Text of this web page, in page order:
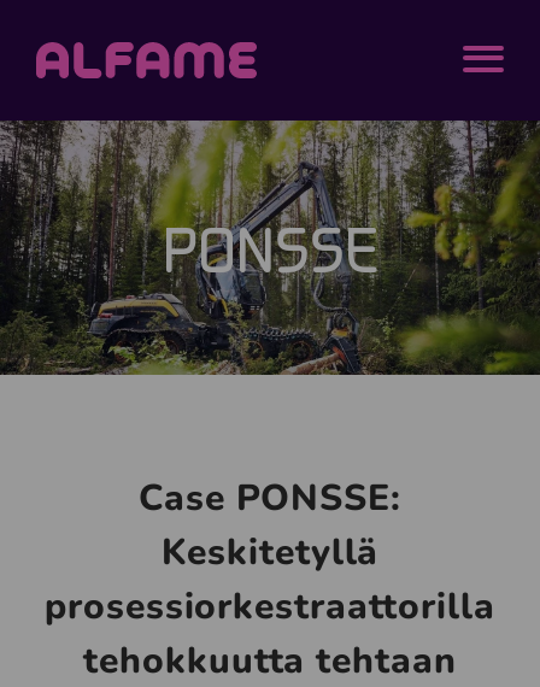
Alfame
MENU
PONSSE
Case PONSSE:
Keskitetyllä
prosessiorkestraat­toril­la
tehokkuutta tehtaan